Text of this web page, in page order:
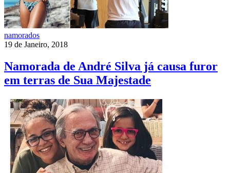
namorados
19 de Janeiro, 2018
Namorada de André Silva já causa furor
em terras de Sua Majestade